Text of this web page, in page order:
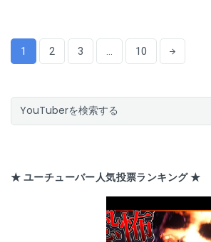
1 2 3 … 10
★ ユーチューバー人気投票ランキング ★